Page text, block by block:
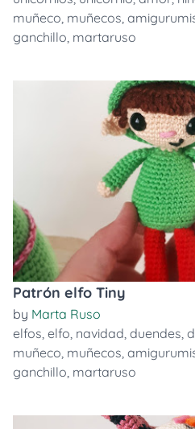
muñeco, muñecos,
ganchillo, martaruso
Patrón elfo Tiny
by Marta Ruso
elfos, elfo, navidad, duendes,
muñeco, muñecos,
ganchillo, martaruso